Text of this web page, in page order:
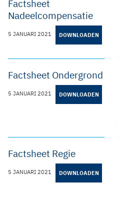
Factsheet
Nadeelcompensatie
5 JANUARI 2021 DOWNLOADEN
Factsheet Ondergrond
5 JANUARI 2021 DOWNLOADEN
Factsheet Regie
5 JANUARI 2021 DOWNLOADEN